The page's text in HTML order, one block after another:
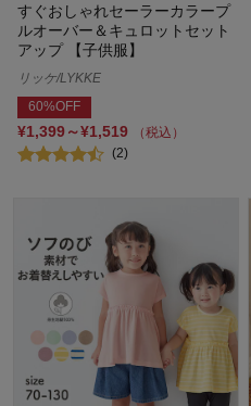
すぐおしゃれセーラーカラープ
ルオーバー＆キュロットセット
アップ 【子供服】
リッケ/LYKKE
60%OFF
¥1,399～¥1,519
（税込）
(2)